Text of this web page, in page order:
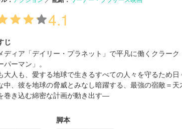
4.1
じ
ディア「デイリー・プラネット」で平凡に働くクラー
パーマン」。
大人も、愛する地球で生きるすべての人々を守るため
中、彼を地球の脅威とみなし暗躍する、最強の宿敵＝
巻き込む綿密な計画が動き出す―
脚本